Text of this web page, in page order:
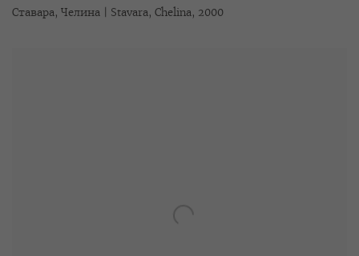
Ставара, Челина | Stavara, Chelina, 2000